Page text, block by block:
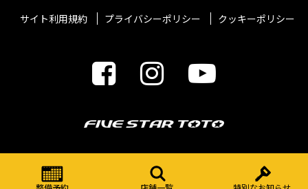
サイト利用規約 プライバシーポリシー クッキーポリシー